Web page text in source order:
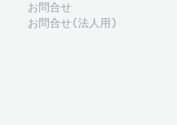
お問合せ
お問合せ(法人用)